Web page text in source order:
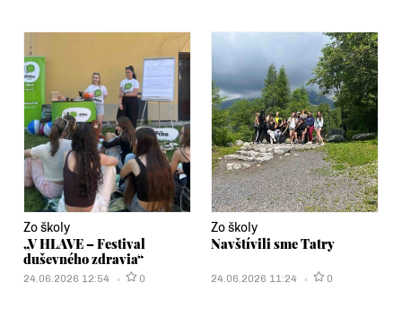
Zo školy
„V HLAVE – Festival
duševného zdravia“
24.06.2026 12:54 0
Zo školy
Navštívili sme Tatry
24.06.2026 11:24 0